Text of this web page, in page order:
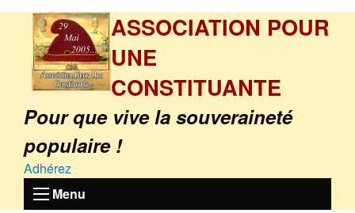
ASSOCIATION POUR
UNE
CONSTITUANTE
Pour que vive la souveraineté
populaire !
Adhérez
Menu